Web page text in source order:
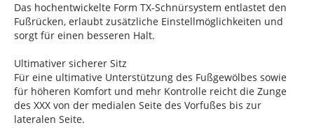
Das hochentwickelte Form TX-Schnürsystem entlastet den
Fußrücken, erlaubt zusätzliche Einstellmöglichkeiten und
sorgt für einen besseren Halt.
Ultimativer sicherer Sitz
Für eine ultimative Unterstützung des Fußgewölbes sowie
für höheren Komfort und mehr Kontrolle reicht die Zunge
des XXX von der medialen Seite des Vorfußes bis zur
lateralen Seite.